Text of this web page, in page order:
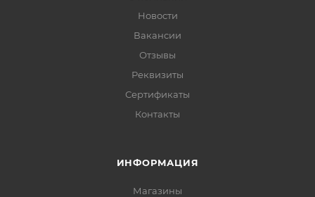
Новости
Вакансии
Отзывы
Реквизиты
Сертификаты
Контакты
ИНФОРМАЦИЯ
Магазины